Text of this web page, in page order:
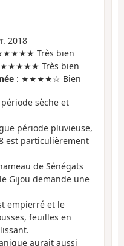
2018
Très bien
Très bien
: ★★★★☆ Bien
sèche et
période pluvieuse,
est particulièrement
de Sénégats
Gijou demande une
empierré et le
feuilles en
aurait aussi